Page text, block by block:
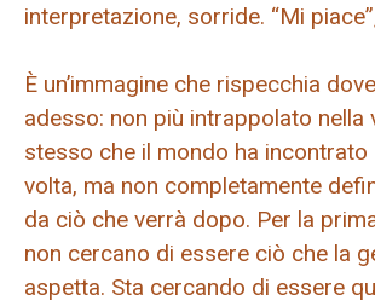
interpretazione, sorride. “Mi
È un’immagine che rispecchia
adesso: non più intrappolato nella
stesso che il mondo ha incontrato
volta, ma non completamente
da ciò che verrà dopo. Per la
non cercano di essere ciò che la
aspetta. Sta cercando di essere